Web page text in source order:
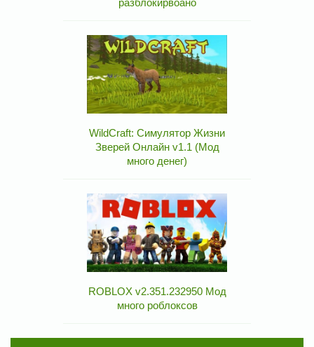
WildCraft: Симулятор Жизни
Зверей Онлайн v1.1 (Мод
много денег)
ROBLOX v2.351.232950 Мод
много роблоксов